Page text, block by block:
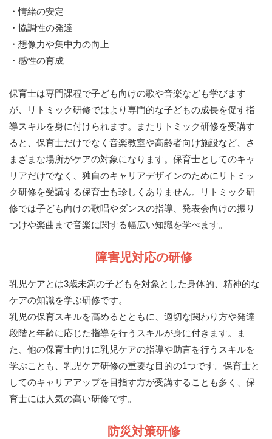
・情緒の安定
・協調性の発達
・想像力や集中力の向上
・感性の育成
保育士は専門課程で子ども向けの歌や音楽なども学びます
が、リトミック研修ではより専門的な子どもの成長を促す指
導スキルを身に付けられます。またリトミック研修を受講す
ると、保育士だけでなく音楽教室や高齢者向け施設など、さ
まざまな場所がケアの対象になります。保育士としてのキャ
リアだけでなく、独自のキャリアデザインのためにリトミッ
ク研修を受講する保育士も珍しくありません。リトミック研
修では子ども向けの歌唱やダンスの指導、発表会向けの振り
つけや楽曲まで音楽に関する幅広い知識を学べます。
障害児対応の研修
乳児ケアとは3歳未満の子どもを対象とした身体的、精神的な
ケアの知識を学ぶ研修です。
乳児の保育スキルを高めるとともに、適切な関わり方や発達
段階と年齢に応じた指導を行うスキルが身に付きます。ま
た、他の保育士向けに乳児ケアの指導や助言を行うスキルを
学ぶことも、乳児ケア研修の重要な目的の1つです。保育士と
してのキャリアアップを目指す方が受講することも多く、保
育士には人気の高い研修です。
防災対策研修